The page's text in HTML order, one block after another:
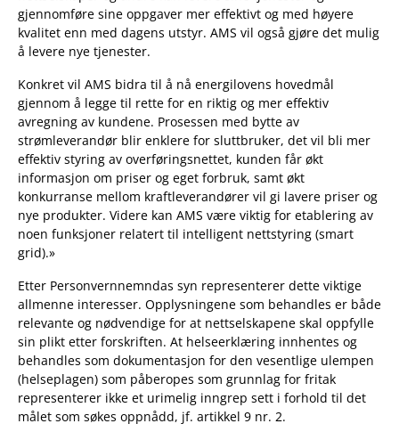
gjennomføre sine oppgaver mer effektivt og med høyere
kvalitet enn med dagens utstyr. AMS vil også gjøre det mulig
å levere nye tjenester.
Konkret vil AMS bidra til å nå energilovens hovedmål
gjennom å legge til rette for en riktig og mer effektiv
avregning av kundene. Prosessen med bytte av
strømleverandør blir enklere for sluttbruker, det vil bli mer
effektiv styring av overføringsnettet, kunden får økt
informasjon om priser og eget forbruk, samt økt
konkurranse mellom kraftleverandører vil gi lavere priser og
nye produkter. Videre kan AMS være viktig for etablering av
noen funksjoner relatert til intelligent nettstyring (smart
grid).»
Etter Personvernnemndas syn representerer dette viktige
allmenne interesser. Opplysningene som behandles er både
relevante og nødvendige for at nettselskapene skal oppfylle
sin plikt etter forskriften. At helseerklæring innhentes og
behandles som dokumentasjon for den vesentlige ulempen
(helseplagen) som påberopes som grunnlag for fritak
representerer ikke et urimelig inngrep sett i forhold til det
målet som søkes oppnådd, jf. artikkel 9 nr. 2.